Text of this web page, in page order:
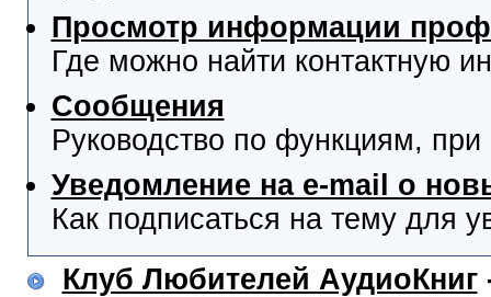
Просмотр информации
Где можно найти контактную
Сообщения
Руководство по функциям,
Уведомление на e-mail о
Как подписаться на тему для
Клуб Любителей АудиоКниг